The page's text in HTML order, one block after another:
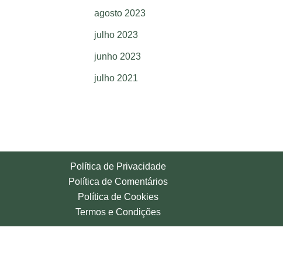
agosto 2023
julho 2023
junho 2023
julho 2021
Política de Privacidade
Política de Comentários
Política de Cookies
Termos e Condições